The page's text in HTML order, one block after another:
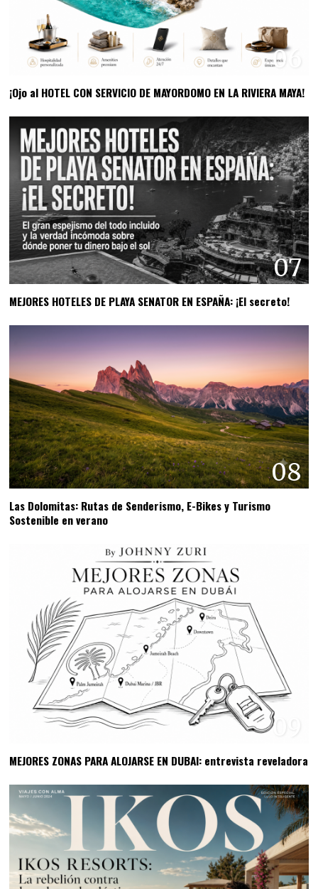
06
¡Ojo al HOTEL CON SERVICIO DE MAYORDOMO EN LA RIVIERA MAYA!
07
MEJORES HOTELES DE PLAYA SENATOR EN ESPAÑA: ¡El secreto!
08
Las Dolomitas: Rutas de Senderismo, E-Bikes y Turismo
Sostenible en verano
09
MEJORES ZONAS PARA ALOJARSE EN DUBAI: entrevista reveladora